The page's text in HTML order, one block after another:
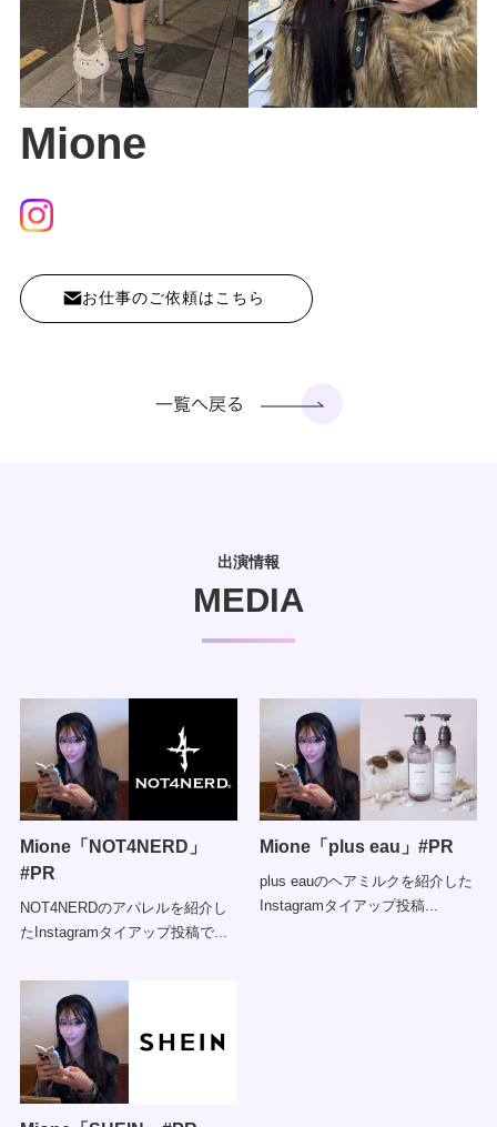
Mione
お仕事のご依頼はこちら
出演情報
MEDIA
Mione「NOT4NERD」
#PR
NOT4NERDのアパレルを紹介し
たInstagramタイアップ投稿で...
Mione「plus eau」#PR
plus eauのヘアミルクを紹介した
Instagramタイアップ投稿...